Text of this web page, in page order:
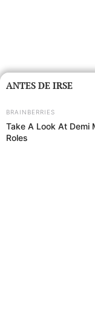
ANTES DE IRSE